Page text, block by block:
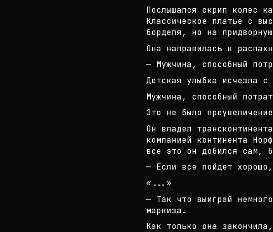
Послышался скрип колес
Классическое платье с вы
борделя, но на
Она направилась к
— Мужчина, способный
Детская улыбка исчезла
Мужчина, способный
Это не было
Он владел
компанией континента
все это он добился сам,
— Если все пойдет
«...»
— Так что выиграй
маркиза.
Как только она